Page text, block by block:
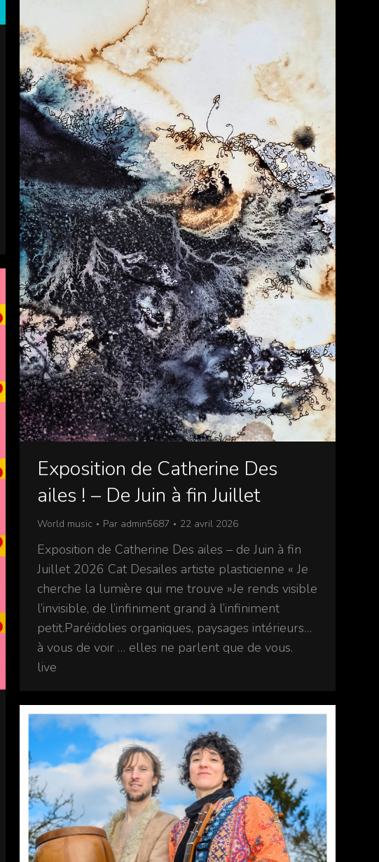
Exposition de Catherine Des
ailes ! – De Juin à fin Juillet
World music Par admin5687 22 avril 2026
Exposition de Catherine Des ailes – de Juin à fin
Juillet 2026 Cat Desailes artiste plasticienne « Je
cherche la lumière qui me trouve »Je rends visible
l’invisible, de l’infiniment grand à l’infiniment
petit.Paréïdolies organiques, paysages intérieurs…
à vous de voir … elles ne parlent que de vous.
live